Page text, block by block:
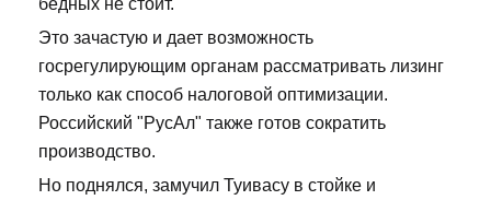
бедных не стоит.
Это зачастую и дает возможность
госрегулирующим органам рассматривать лизинг
только как способ налоговой оптимизации.
Российский "РусАл" также готов сократить
производство.
Но поднялся, замучил Туивасу в стойке и